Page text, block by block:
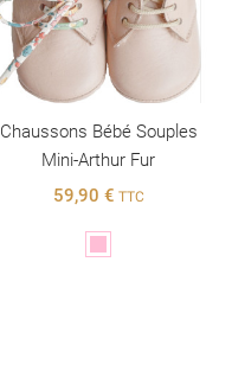
Chaussons Bébé Souples
Mini-Arthur Fur
59,90 € TTC